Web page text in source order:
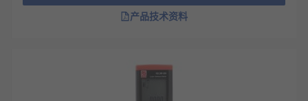
产品技术资料